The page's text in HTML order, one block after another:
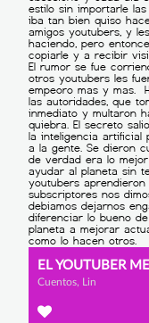
Cuentos, Lin